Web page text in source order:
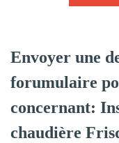
Envoyer une
forumulaire
concernant:
chaudière